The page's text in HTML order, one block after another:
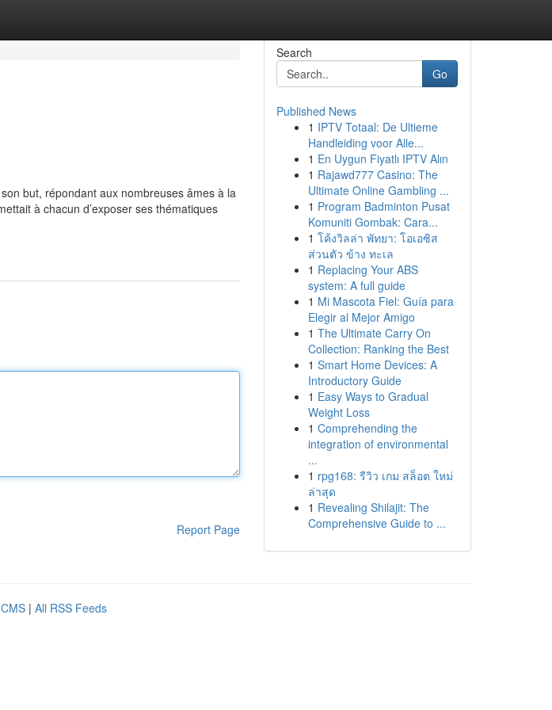
but, répondant aux nombreuses âmes à la
à chacun d’exposer ses thématiques
Report Page
Search
Go
Published News
1 IPTV Totaal: De Ultieme
Handleiding voor Alle...
1 En Uygun Fiyatlı IPTV Alın
1 Rajawd777 Casino: The
Ultimate Online Gambling ...
1 Program Badminton Pusat
Komuniti Gombak: Cara...
1 โค้งวิลล่า พัทยา: โอเอซิส
ส่วนตัว ข้าง ทะเล
1 Replacing Your ABS
system: A full guide
1 Mi Mascota Fiel: Guía para
Elegir al Mejor Amigo
1 The Ultimate Carry On
Collection: Ranking the Best
1 Smart Home Devices: A
Introductory Guide
1 Easy Ways to Gradual
Weight Loss
1 Comprehending the
integration of environmental
...
1 rpg168: รีวิว เกม สล็อต ใหม่
ล่าสุด
1 Revealing Shilajit: The
Comprehensive Guide to ...
| All RSS Feeds